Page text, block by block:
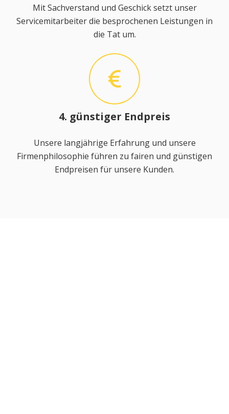
Mit Sachverstand und Geschick setzt unser
Servicemitarbeiter die besprochenen Leistungen in
die Tat um.
4. günstiger Endpreis
Unsere langjährige Erfahrung und unsere
Firmenphilosophie führen zu fairen und günstigen
Endpreisen für unsere Kunden.